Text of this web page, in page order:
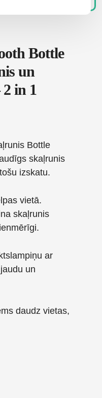
Bottle
un
in 1
Bottle
skaļrunis
izskatu.
vietā.
skaļrunis
ar
un
daudz vietas,